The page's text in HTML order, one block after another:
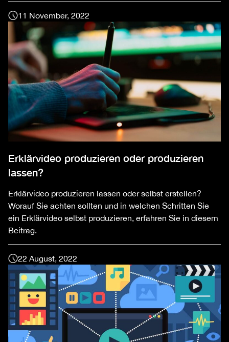
11 November, 2022
Erklärvideo produzieren oder produzieren
lassen?
Erklärvideo produzieren lassen oder selbst erstellen?
Worauf Sie achten sollten und in welchen Schritten Sie
ein Erklärvideo selbst produzieren, erfahren Sie in diesem
Beitrag.
22 August, 2022